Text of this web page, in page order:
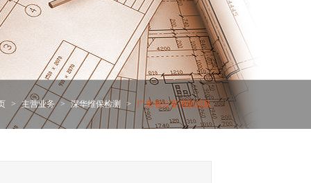
> 主营业务 > 深华维保检测 > 广东省公安消防总队